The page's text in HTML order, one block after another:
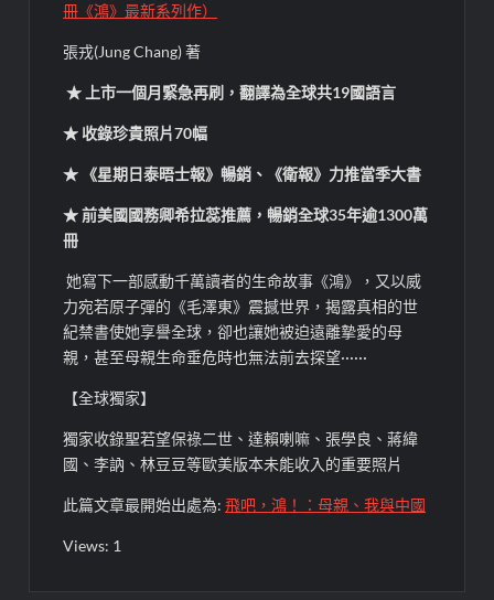
冊《鴻》最新系列作）
張戎(Jung Chang) 著
★ 上市一個月緊急再刷，翻譯為全球共19國語言
★ 收錄珍貴照片70幅
★ 《星期日泰晤士報》暢銷、《衛報》力推當季大書
★前美國國務卿希拉蕊推薦，暢銷全球35年逾1300萬
冊
她寫下一部感動千萬讀者的生命故事《鴻》，又以威
力宛若原子彈的《毛澤東》震撼世界，揭露真相的世
紀禁書使她享譽全球，卻也讓她被迫遠離摯愛的母
親，甚至母親生命垂危時也無法前去探望······
【全球獨家】
獨家收錄聖若望保祿二世、達賴喇嘛、張學良、蔣緯
國、李訥、林豆豆等歐美版本未能收入的重要照片
此篇文章最開始出處為:飛吧，鴻！：母親、我與中國
Views: 1